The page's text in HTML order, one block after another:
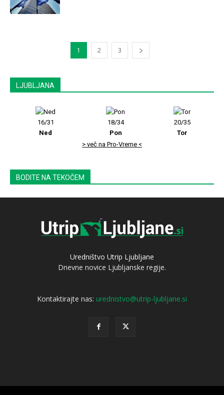
1 2 3
LJUBLJANA
16/31
Ned
18/34
Pon
20/35
Tor
> več na Pro-Vreme <
BODITE NA TEKOČEM
Uredništvo Utrip Ljubljane
Dnevne novice Ljubljanske regije.
Kontaktirajte nas: urednistvo@utrip-ljubljane.si